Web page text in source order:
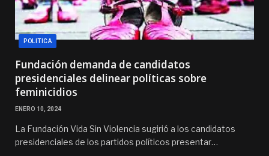
POLITICA
Fundación demanda de candidatos
presidenciales delinear políticas sobre
feminicidios
ENERO 10, 2024
La Fundación Vida Sin Violencia sugirió a los candidatos
presidenciales de los partidos políticos presentar…